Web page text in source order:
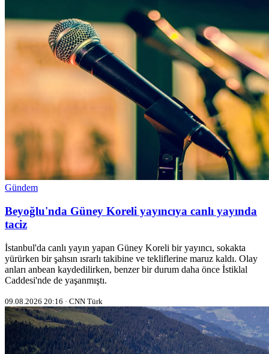
Gündem
Beyoğlu'nda Güney Koreli yayıncıya canlı yayında
taciz
İstanbul'da canlı yayın yapan Güney Koreli bir yayıncı, sokakta
yürürken bir şahsın ısrarlı takibine ve tekliflerine maruz kaldı. Olay
anları anbean kaydedilirken, benzer bir durum daha önce İstiklal
Caddesi'nde de yaşanmıştı.
09.08.2026 20:16 · CNN Türk